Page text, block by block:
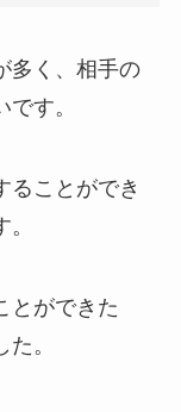
多く、相手の
す。
ることができ
とができた
。